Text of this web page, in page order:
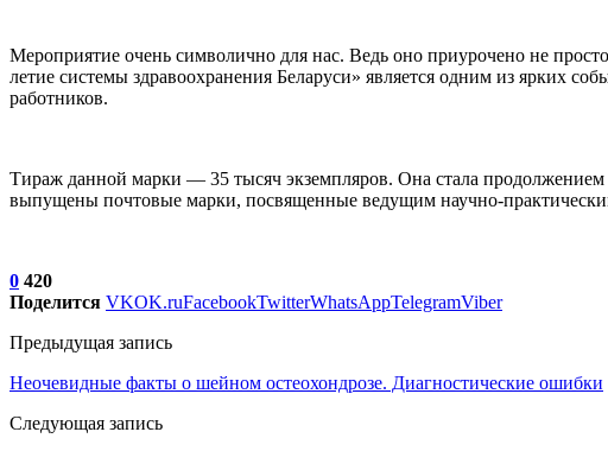
Мероприятие очень символично для нас. Ведь оно приурочено не
летие системы здравоохранения Беларуси» является одним из ярких
работников.
Тираж данной марки — 35 тысяч экземпляров. Она стала
выпущены почтовые марки, посвященные ведущим научно-
0 420
Поделится VKOK.ruFacebookTwitterWhatsAppTelegramViber
Предыдущая запись
Неочевидные факты о шейном остеохондрозе. Диагностические ошибки
Следующая запись